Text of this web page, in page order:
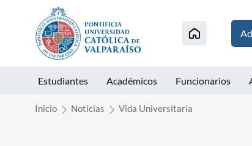
Click acá para ir directamente al contenido
Estudiantes Académicos Funcionarios
Inicio Noticias Vida Universitaria